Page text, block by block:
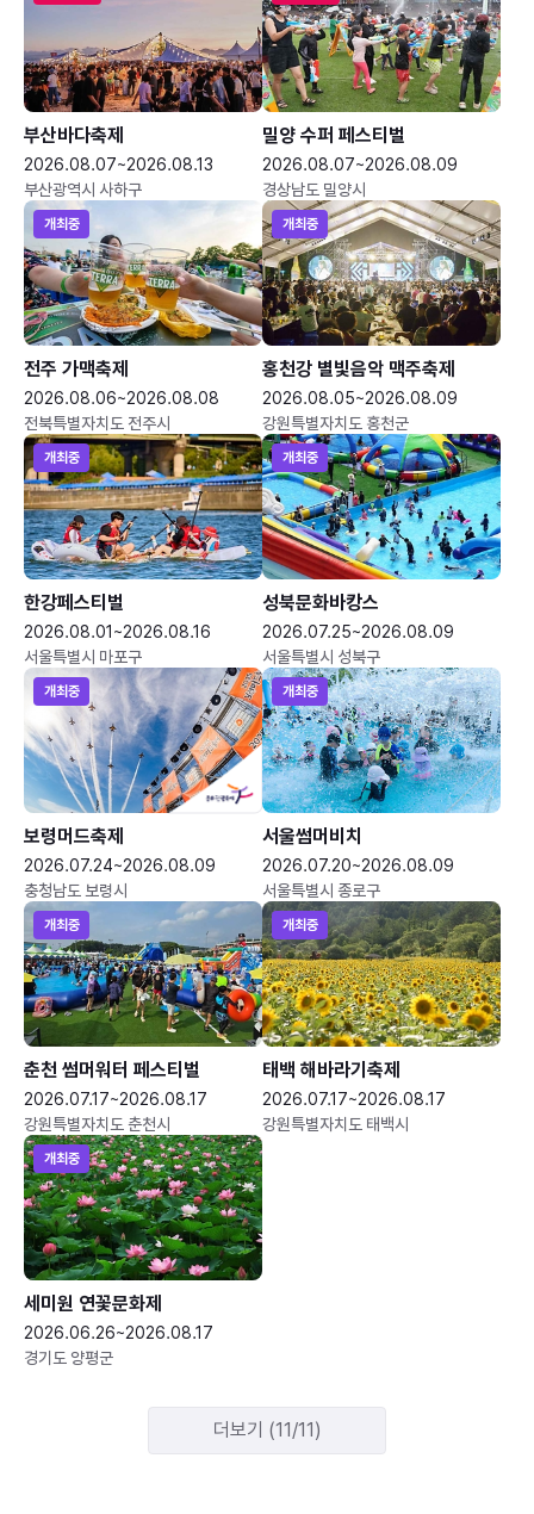
부산바다축제
2026.08.07~2026.08.13
부산광역시 사하구
밀양 수퍼 페스티벌
2026.08.07~2026.08.09
경상남도 밀양시
개최중
전주 가맥축제
2026.08.06~2026.08.08
전북특별자치도 전주시
개최중
홍천강 별빛음악 맥주축제
2026.08.05~2026.08.09
강원특별자치도 홍천군
개최중
한강페스티벌
2026.08.01~2026.08.16
서울특별시 마포구
개최중
성북문화바캉스
2026.07.25~2026.08.09
서울특별시 성북구
개최중
보령머드축제
2026.07.24~2026.08.09
충청남도 보령시
개최중
서울썸머비치
2026.07.20~2026.08.09
서울특별시 종로구
개최중
춘천 썸머워터 페스티벌
2026.07.17~2026.08.17
강원특별자치도 춘천시
개최중
태백 해바라기축제
2026.07.17~2026.08.17
강원특별자치도 태백시
개최중
세미원 연꽃문화제
2026.06.26~2026.08.17
경기도 양평군
더보기 (11/11)